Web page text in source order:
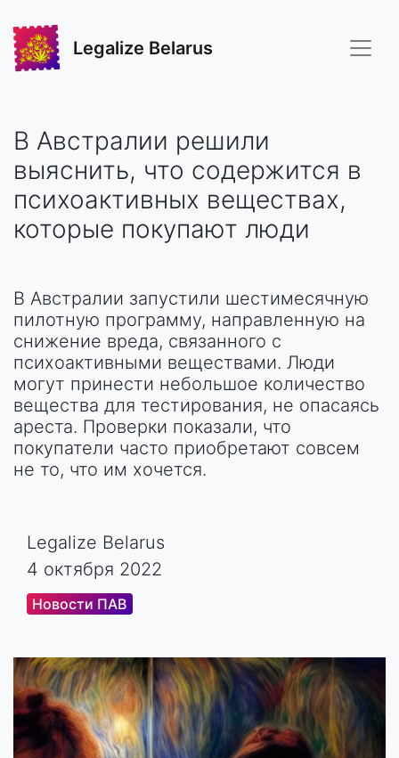
Legalize Belarus
В Австралии решили
выяснить, что содержится в
психоактивных веществах,
которые покупают люди
В Австралии запустили шестимесячную
пилотную программу, направленную на
снижение вреда, связанного с
психоактивными веществами. Люди
могут принести небольшое количество
вещества для тестирования, не опасаясь
ареста. Проверки показали, что
покупатели часто приобретают совсем
не то, что им хочется.
Legalize Belarus
4 октября 2022
Новости ПАВ